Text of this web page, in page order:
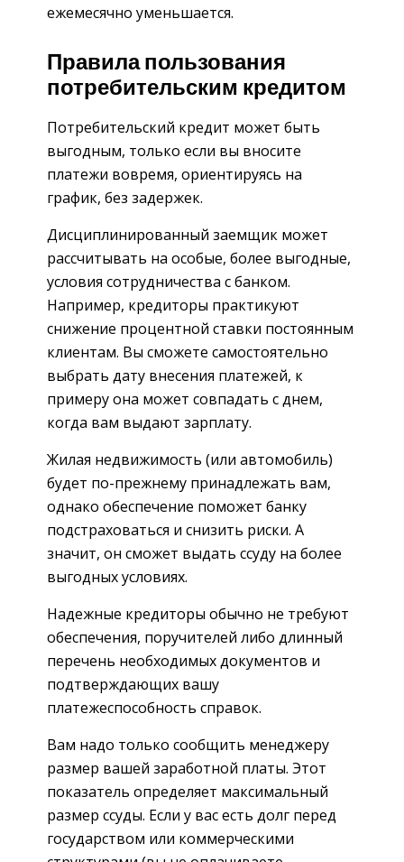
ежемесячно уменьшается.
Правила пользования
потребительским кредитом
Потребительский кредит может быть
выгодным, только если вы вносите
платежи вовремя, ориентируясь на
график, без задержек.
Дисциплинированный заемщик может
рассчитывать на особые, более выгодные,
условия сотрудничества с банком.
Например, кредиторы практикуют
снижение процентной ставки постоянным
клиентам. Вы сможете самостоятельно
выбрать дату внесения платежей, к
примеру она может совпадать с днем,
когда вам выдают зарплату.
Жилая недвижимость (или автомобиль)
будет по-прежнему принадлежать вам,
однако обеспечение поможет банку
подстраховаться и снизить риски. А
значит, он сможет выдать ссуду на более
выгодных условиях.
Надежные кредиторы обычно не требуют
обеспечения, поручителей либо длинный
перечень необходимых документов и
подтверждающих вашу
платежеспособность справок.
Вам надо только сообщить менеджеру
размер вашей заработной платы. Этот
показатель определяет максимальный
размер ссуды. Если у вас есть долг перед
государством или коммерческими